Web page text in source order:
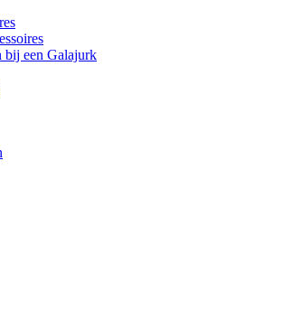
bij een Galajurk